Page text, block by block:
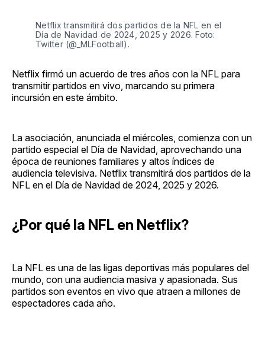
Netflix transmitirá dos partidos de la NFL en el
Día de Navidad de 2024, 2025 y 2026. Foto:
Twitter (@_MLFootball).
Netflix firmó un acuerdo de tres años con la NFL para
transmitir partidos en vivo, marcando su primera
incursión en este ámbito.
La asociación, anunciada el miércoles, comienza con un
partido especial el Día de Navidad, aprovechando una
época de reuniones familiares y altos índices de
audiencia televisiva. Netflix transmitirá dos partidos de la
NFL en el Día de Navidad de 2024, 2025 y 2026.
¿Por qué la NFL en Netflix?
La NFL es una de las ligas deportivas más populares del
mundo, con una audiencia masiva y apasionada. Sus
partidos son eventos en vivo que atraen a millones de
espectadores cada año.